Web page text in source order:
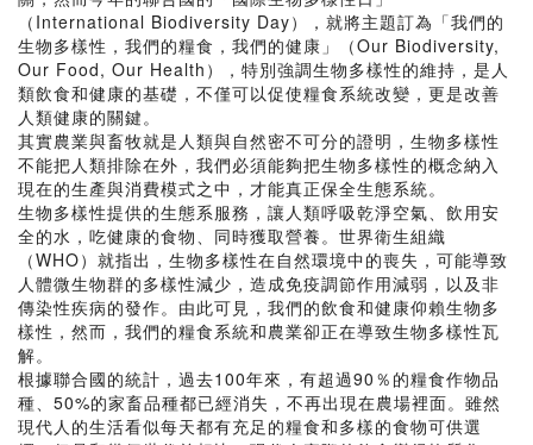
（International Biodiversity Day），就將主題訂為「我們的
生物多樣性，我們的糧食，我們的健康」（Our Biodiversity,
Our Food, Our Health），特別強調生物多樣性的維持，是人
類飲食和健康的基礎，不僅可以促使糧食系統改變，更是改善
人類健康的關鍵。
其實農業與畜牧就是人類與自然密不可分的證明，生物多樣性
不能把人類排除在外，我們必須能夠把生物多樣性的概念納入
現在的生產與消費模式之中，才能真正保全生態系統。
生物多樣性提供的生態系服務，讓人類呼吸乾淨空氣、飲用安
全的水，吃健康的食物、同時獲取營養。世界衛生組織
（WHO）就指出，生物多樣性在自然環境中的喪失，可能導致
人體微生物群的多樣性減少，造成免疫調節作用減弱，以及非
傳染性疾病的發作。由此可見，我們的飲食和健康仰賴生物多
樣性，然而，我們的糧食系統和農業卻正在導致生物多樣性瓦
解。
根據聯合國的統計，過去100年來，有超過90％的糧食作物品
種、50%的家畜品種都已經消失，不再出現在農場裡面。雖然
現代人的生活看似每天都有充足的糧食和多樣的食物可供選